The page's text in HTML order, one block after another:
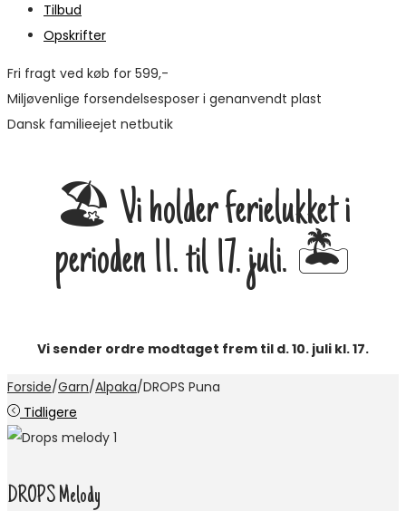
Tilbud
Opskrifter
Fri fragt ved køb for 599,-
Miljøvenlige forsendelsesposer i genanvendt plast
Dansk familieejet netbutik
🏖️ Vi holder ferielukket i
perioden 11. til 17. juli. 🏝️
Vi sender ordre modtaget frem til d. 10. juli kl. 17.
Forside/Garn/Alpaka/DROPS Puna
Tidligere
DROPS Melody